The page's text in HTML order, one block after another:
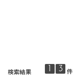
検索結果 1 3 件